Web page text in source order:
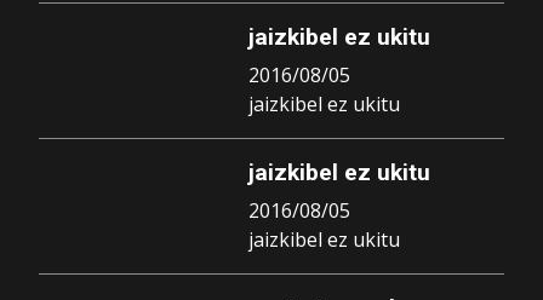
jaizkibel ez ukitu
2016/08/05
jaizkibel ez ukitu
jaizkibel ez ukitu
2016/08/05
jaizkibel ez ukitu